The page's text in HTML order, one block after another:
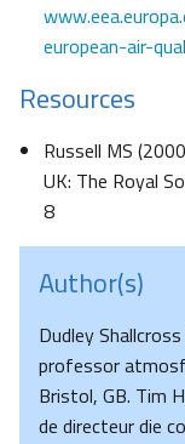
european-air-
Resources
Russell MS
UK: The Royal
8
Author(s)
Dudley
professor
Bristol, GB. Tim
de directeur die